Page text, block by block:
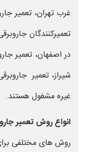
غرب تهران، تعمیر
تعمیرکنندگان
در اصفهان، تعمیر
شیراز، تعمیر
غیره مشغول هستند.
انواع روش تعمیر
روش های مختلفی